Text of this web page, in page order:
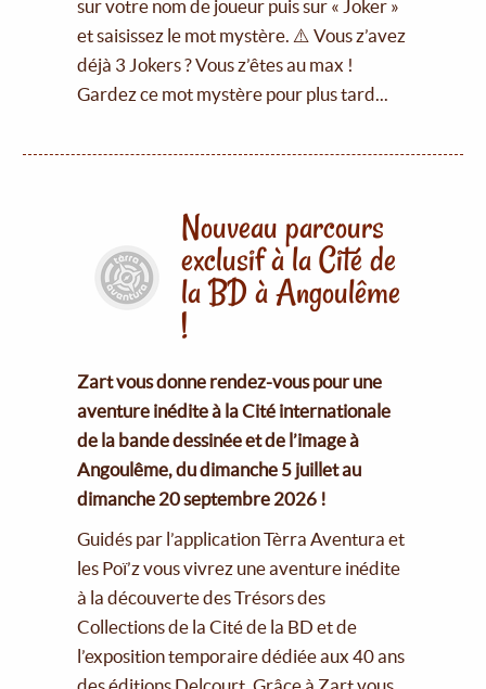
sur votre nom de joueur puis sur « Joker »
et saisissez le mot mystère. ⚠️ Vous z’avez
déjà 3 Jokers ? Vous z’êtes au max !
Gardez ce mot mystère pour plus tard...
Nouveau parcours
exclusif à la Cité de
la BD à Angoulême
!
Zart vous donne rendez-vous pour une
aventure inédite à la Cité internationale
de la bande dessinée et de l’image à
Angoulême, du dimanche 5 juillet au
dimanche 20 septembre 2026 !
Guidés par l’application Tèrra Aventura et
les Poï’z vous vivrez une aventure inédite
à la découverte des Trésors des
Collections de la Cité de la BD et de
l’exposition temporaire dédiée aux 40 ans
des éditions Delcourt. Grâce à Zart vous